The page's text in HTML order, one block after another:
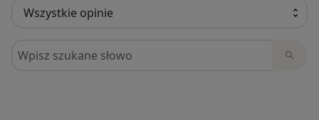
Szukaj w opiniach